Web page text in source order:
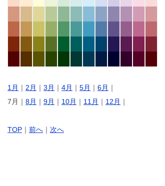
1月 ｜ 2月 ｜ 3月 ｜ 4月 ｜ 5月 ｜ 6月 ｜
7月｜ 8月 ｜ 9月 ｜ 10月 ｜ 11月 ｜ 12月 ｜
TOP ｜ 前へ ｜ 次へ